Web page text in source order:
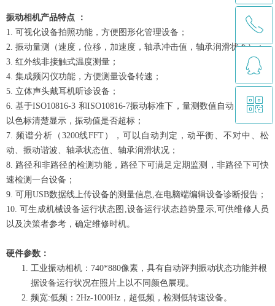
振动相机产品特点 ：
1. 可视化设备拍照功能，方便图形化管理设备；
2. 振动量测（速度，位移，加速度，轴承冲击值，轴承润滑状态）；
3. 红外线非接触式温度测量；
4. 集成频闪仪功能，方便测量设备转速；
5. 立体声头戴耳机听诊设备；
6. 基于ISO10816-3 和ISO10816-7振动标准下，量测数值自动判定，并
以色标清楚显示，振动值是否超标；
7. 频谱分析（3200线FFT），可以自动判定，动平衡、不对中、松
动、振动谐波、轴承状态值、轴承润滑状况；
8. 路径和非路径的检测功能，路径下可满足定期监测，非路径下可快
速检测一台设备；
9. 可用USB数据线上传设备的测量信息,在电脑端编辑设备诊断报告；
10. 可生成机械设备运行状态图,设备运行状态趋势显示,可供维修人员
以及决策者参考，确定维修时机。
硬件参数：
工业振动相机：740*880像素，具有自动评判振动状态功能并根
据设备运行状况在照片上以不同颜色展现。
频宽:低频：2Hz-1000Hz，超低频，检测低转速设备。
回到顶部
ꂅ
0512-57566265
ꁗ
QQ客服
ꀥ
微信二维码